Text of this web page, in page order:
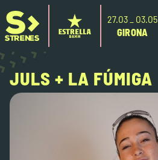
27.O3 _ O3.O5
GIRONA
JULS + LA FÚMIGA